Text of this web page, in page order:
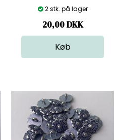
2 stk. på lager
20,00DKK